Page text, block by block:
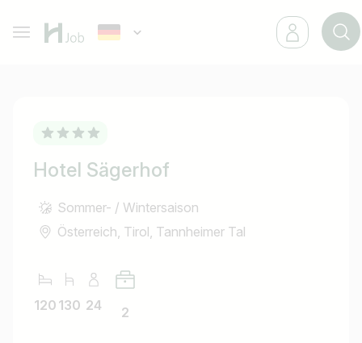
Hotel Sägerhof
Sommer- / Wintersaison
Österreich, Tirol, Tannheimer Tal
120 130 24 2